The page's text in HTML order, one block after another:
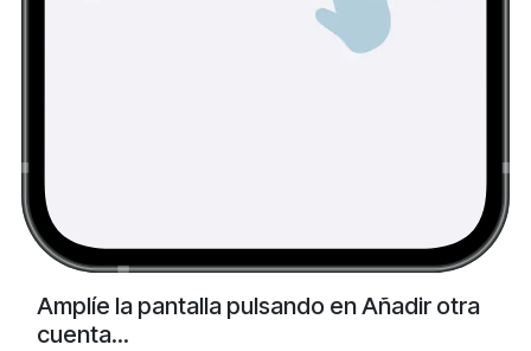
Amplíe la pantalla pulsando en Añadir otra
cuenta...